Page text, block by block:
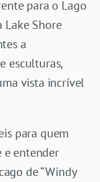
para o Lago
Lake Shore
a
esculturas,
vista incrível
para quem
e entender
de “Windy